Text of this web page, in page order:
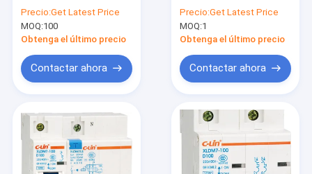
noticias
Todos los casos
Solicitar una cotización
retransmisión del PWB
Precio:Get Latest Price
MOQ:100
Obtenga el último precio
Contactar ahora
Precio:Get Latest Price
MOQ:1
Obtenga el último precio
Contactar ahora